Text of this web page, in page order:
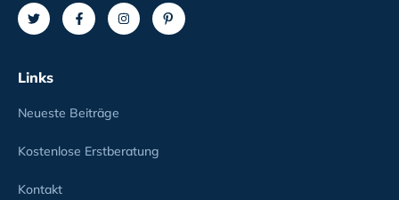
Links
Neueste Beiträge
Kostenlose Erstberatung
Kontakt